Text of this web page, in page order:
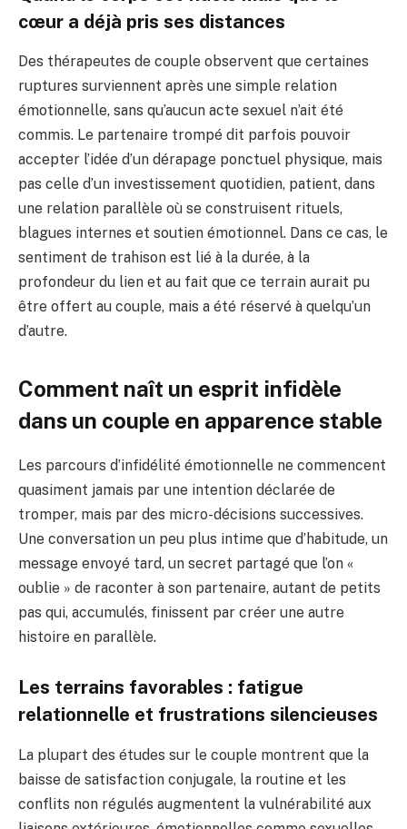
cœur a déjà pris ses distances
Des thérapeutes de couple observent que certaines
ruptures surviennent après une simple relation
émotionnelle, sans qu’aucun acte sexuel n’ait été
commis. Le partenaire trompé dit parfois pouvoir
accepter l’idée d’un dérapage ponctuel physique, mais
pas celle d’un investissement quotidien, patient, dans
une relation parallèle où se construisent rituels,
blagues internes et soutien émotionnel. Dans ce cas, le
sentiment de trahison est lié à la durée, à la
profondeur du lien et au fait que ce terrain aurait pu
être offert au couple, mais a été réservé à quelqu’un
d’autre.
Comment naît un esprit infidèle
dans un couple en apparence stable
Les parcours d’infidélité émotionnelle ne commencent
quasiment jamais par une intention déclarée de
tromper, mais par des micro-décisions successives.
Une conversation un peu plus intime que d’habitude, un
message envoyé tard, un secret partagé que l’on «
oublie » de raconter à son partenaire, autant de petits
pas qui, accumulés, finissent par créer une autre
histoire en parallèle.
Les terrains favorables : fatigue
relationnelle et frustrations silencieuses
La plupart des études sur le couple montrent que la
baisse de satisfaction conjugale, la routine et les
conflits non régulés augmentent la vulnérabilité aux